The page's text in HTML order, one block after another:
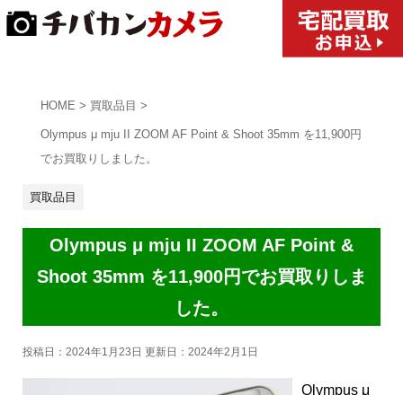
HOME > 買取品目 >
Olympus μ mju II ZOOM AF Point & Shoot 35mm を11,900円
でお買取りしました。
買取品目
Olympus μ mju II ZOOM AF Point &
Shoot 35mm を11,900円でお買取りしま
した。
投稿日：2024年1月23日 更新日： 2024年2月1日
Olympus μ